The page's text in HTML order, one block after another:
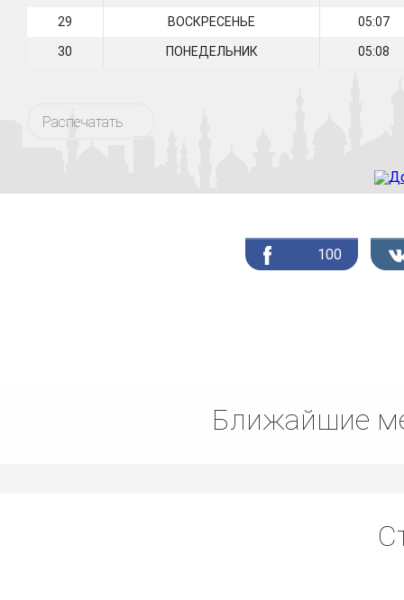
29 ВОСКРЕСЕНЬЕ 05:07
30 ПОНЕДЕЛЬНИК 05:08
Распечатать
100
Ближайшие